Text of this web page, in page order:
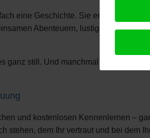
eine Geschichte. Sie erzählt Eure
Abenteuern, lustigen
ganz still. Und manchmal braucht
und kostenlosen Kennenlernen –
stehen, dem Ihr vertraut und bei dem